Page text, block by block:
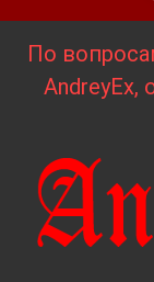
По
AndreyEx,